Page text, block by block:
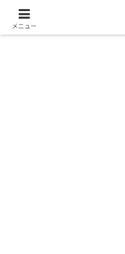
都市再開発をフィー
メニュー